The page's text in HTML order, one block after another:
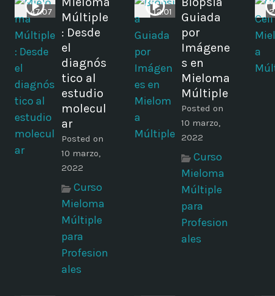
47:07
Múltiple
: Desde
el
diagnós
tico al
estudio
molecul
ar
Posted on
10 marzo,
2022
Curso
Mieloma
Múltiple
para
Profesion
ales
12:01
Guiada
por
Imágene
s en
Mieloma
Múltiple
Posted on
10 marzo,
2022
Curso
Mieloma
Múltiple
para
Profesion
ales